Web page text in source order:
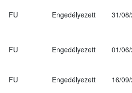
FU Engedélyezett 31/
FU Engedélyezett 01/
FU Engedélyezett 16/